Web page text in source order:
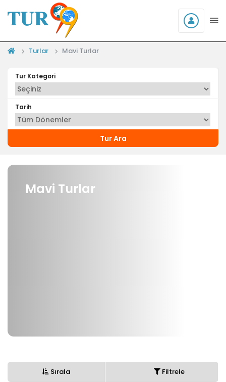
Turlar Mavi Turlar
Tur Kategori
Tarih
Tur Ara
Mavi Turlar
Sırala Filtrele